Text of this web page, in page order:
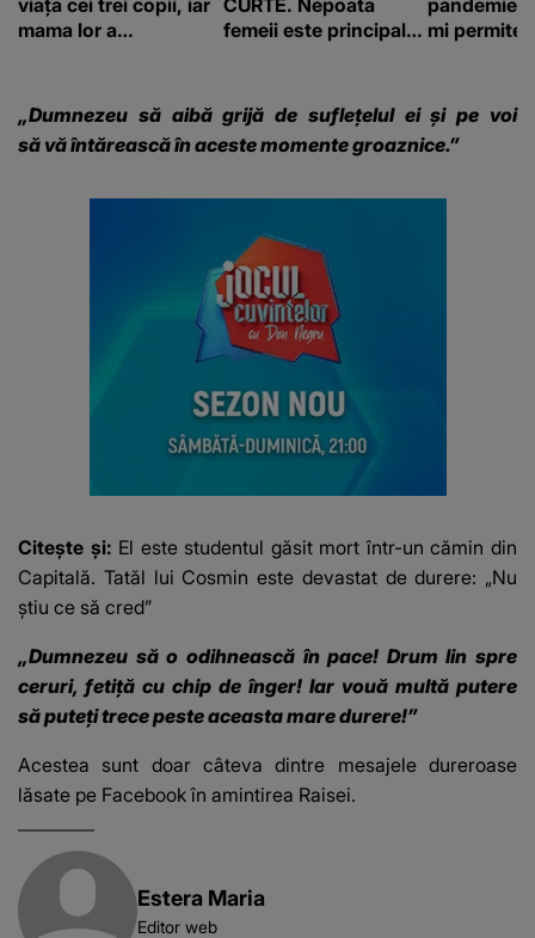
mama lor a…
femeii este principalul
DESCOPERIT DE
ANCHETATORI a șocat
localnicii
mi permite
„Dumnezeu să aibă grijă de suflețelul ei și pe voi
să vă întărească în aceste momente groaznice.”
Citește și: El este studentul găsit mort într-un cămin din
Capitală. Tatăl lui Cosmin este devastat de durere: „Nu
ştiu ce să cred”
„Dumnezeu să o odihnească în pace! Drum lin spre
ceruri, fetiță cu chip de înger! Iar vouă multă putere
să puteți trece peste aceasta mare durere!”
Acestea sunt doar câteva dintre mesajele dureroase
lăsate pe Facebook în amintirea Raisei.
Estera Maria
Editor web